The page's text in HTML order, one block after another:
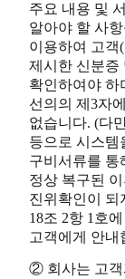
주요 내용 및
알아야 할 사
이용하여 고객
제시한 신분증
확인하여야 하
선의의 제3자
없습니다. (다
등으로 시스템
구비서류를 통
정상 복구된
진위확인이 되
18조 2항 1호
고객에게 안내
② 회사는 고객